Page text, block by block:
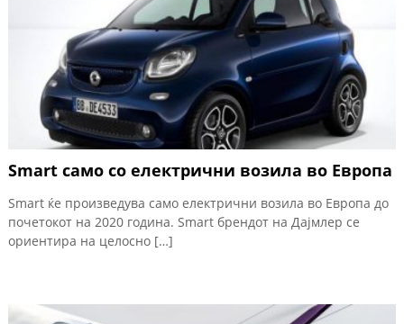
Smart само со електрични возила во Европа
Smart ќе произведува само електрични возила во Европа до
почетокот на 2020 година. Smart брендот на Дајмлер се
ориентира на целосно […]